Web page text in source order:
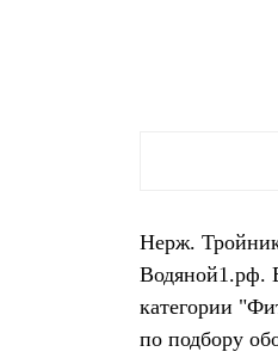
Нерж.
Водяной1.рф.
категории
по подбору